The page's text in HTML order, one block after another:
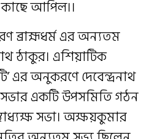
আপিল।।
ব্রাহ্মধর্ম এর অন্যতম
ঠাকুর। এশিয়াটিক
এর অনুকরণে দেবেন্দ্রনাথ
সভার একটি উপসমিতি গঠন
সভা। অক্ষয়কুমার